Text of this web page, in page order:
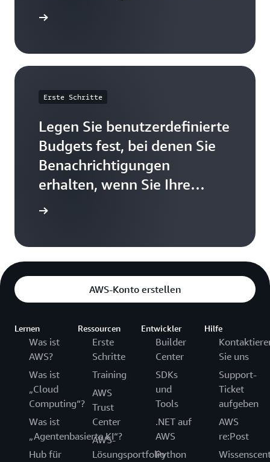
Budgets
Erste Schritte
Legen Sie benutzerdefinierte
Budgets fest, bei denen Sie
Benachrichtigungen
erhalten, wenn Sie Ihre
festgelegten Budgetgrenzen
AWS-Konto erstellen
Lernen
Was ist
AWS?
Was ist
„Cloud
Computing“?
Was ist
„Agentenbasierte KI“?
Hub für
Ressourcen
Erste
Schritte
Training
AWS
Trust
Center
AWS-
Lösungsportfolio
Entwickler
Builder
Center
SDKs
und
Tools
.NET auf
AWS
Python
Hilfe
Sie uns
Support-
Ticket
aufgeben
AWS
re:Post